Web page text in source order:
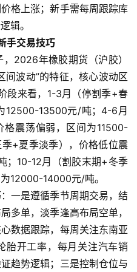
格上涨；新手需每周跟踪库
辑。
手交易技巧
2026年橡胶期货（沪胶）
间波动”的特征，核心波动区
段来看，1-3月（停割季+春
12500-13500元/吨；4-6月
格震荡偏弱，区间为11500-
+夏季淡季），价格低位震
；10-12月（割胶末期+冬季
12000-14000元/吨。
一是遵循季节周期交易，结
多单，淡季逢高布局空单，
数据跟踪，每周关注东南亚
胎开工率，每月关注汽车销
趋势逻辑；三是控制仓位与